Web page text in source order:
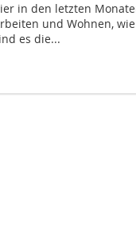
in den letzten
und Wohnen,
es die...